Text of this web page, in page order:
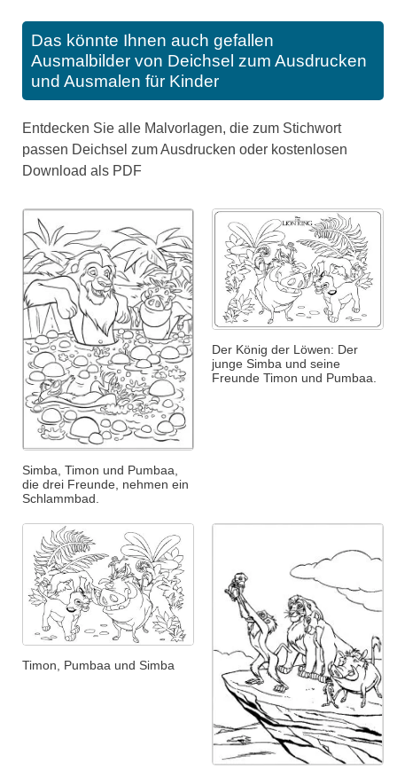
Das könnte Ihnen auch gefallen
Ausmalbilder von Deichsel zum Ausdrucken
und Ausmalen für Kinder
Entdecken Sie alle Malvorlagen, die zum Stichwort
passen Deichsel zum Ausdrucken oder kostenlosen
Download als PDF
Simba, Timon und Pumbaa,
die drei Freunde, nehmen ein
Schlammbad.
Der König der Löwen: Der
junge Simba und seine
Freunde Timon und Pumbaa.
Timon, Pumbaa und Simba